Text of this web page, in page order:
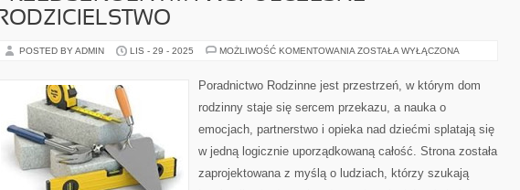
RODZICIELSTWO
POSTED BY ADMIN LIS - 29 - 2025 MOŻLIWOŚĆ KOMENTOWANIA PSYCHOLOGIA
WIEKU
PRZEDSZKOLNYM
WSPÓŁCZESNE
ZOSTAŁA WYŁĄCZONA
Poradnictwo Rodzinne jest przestrzeń, w którym dom
rodzinny staje się sercem przekazu, a nauka o
emocjach, partnerstwo i opieka nad dziećmi splatają się
w jedną logicznie uporządkowaną całość. Strona została
zaprojektowana z myślą o ludziach, którzy szukają